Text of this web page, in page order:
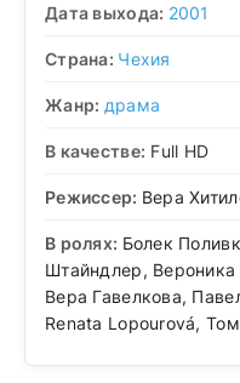
Дата выхода: 2001
Страна: Чехия
Жанр: драма
В качестве: Full HD
Режиссер: Вера
В ролях: Болек
Штайндлер,
Вера Гавелкова,
Renata Lopourová,